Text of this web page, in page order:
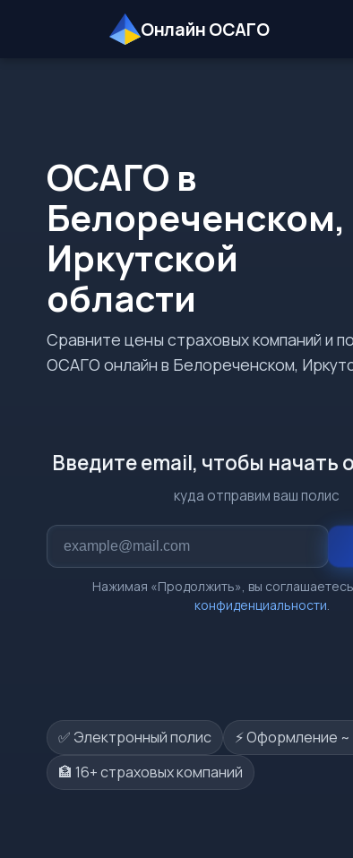
Онлайн ОСАГО
ОСАГО в
Белореченском,
Иркутской
области
Сравните цены страховых компаний и
ОСАГО онлайн в Белореченском,
Введите email, чтобы
куда отправим ваш полис
Нажимая «Продолжить», вы
конфиденциальности.
✅ Электронный полис
⚡️ Оформление ~
🏦 16+ страховых компаний